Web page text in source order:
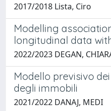
2017/2018 Lista, Ciro
Modelling
longitudinal data
2022/2023 DEGAN,
Modello previsivo
degli immobili
2021/2022 DANAJ, MEDI